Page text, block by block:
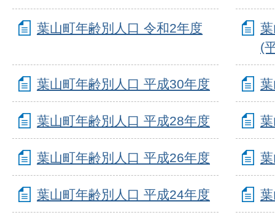
葉山町年齢別人口 令和2年度
(
葉山町年齢別人口 平成30年度
葉山町年齢別人口 平成28年度
葉山町年齢別人口 平成26年度
葉山町年齢別人口 平成24年度